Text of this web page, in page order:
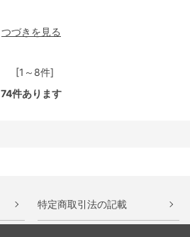
つづきを見る
[1～8件]
74件あります
特定商取引法の記載